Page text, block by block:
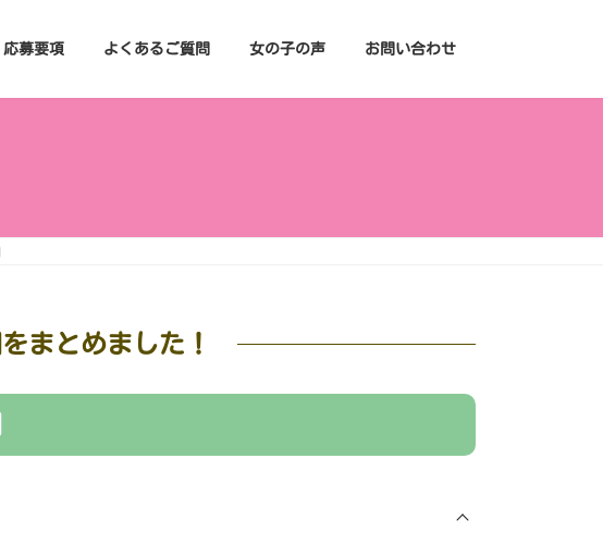
応募要項 よくあるご質問 女の子の声 お問い合わせ
をまとめました！